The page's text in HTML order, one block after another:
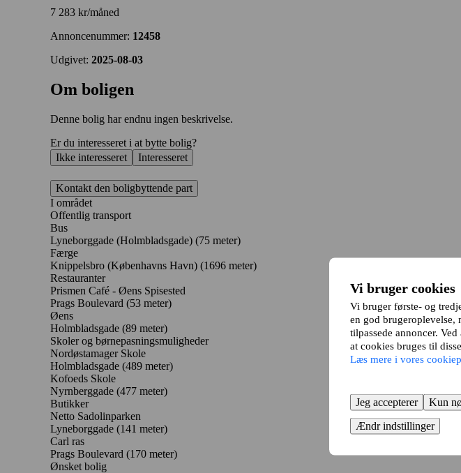
Vi bruger cookies
Vi bruger første- og
en god brugeroplevelse,
tilpassede annoncer.
at cookies bruges til
Læs mere i vores
Jeg accepterer
Kun
Ændr indstillinger
7 283 kr/måned
Annoncenummer: 12458
Udgivet: 2025-08-03
Om boligen
Denne bolig har endnu ingen beskrivelse.
Er du interesseret i at bytte bolig?
Ikke interesseret
Interesseret
Kontakt den boligbyttende part
I området
Offentlig transport
Bus
Lyneborggade (Holmbladsgade) (75 meter)
Færge
Knippelsbro (Københavns Havn) (1696 meter)
Restauranter
Prismen Café - Øens Spisested
Prags Boulevard (53 meter)
Øens
Holmbladsgade (89 meter)
Skoler og børnepasningsmuligheder
Nordøstamager Skole
Holmbladsgade (489 meter)
Kofoeds Skole
Nyrnberggade (477 meter)
Butikker
Netto Sadolinparken
Lyneborggade (141 meter)
Carl ras
Prags Boulevard (170 meter)
Ønsket bolig